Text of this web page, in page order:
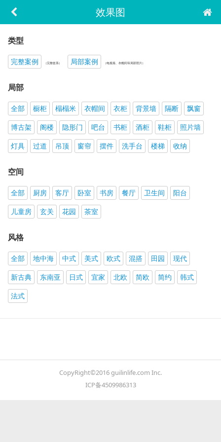
效果图
类型
完整案例 （完整套系） 局部案例 （电视墙、衣帽间等局部照片）
局部
全部 橱柜 榻榻米 衣帽间 衣柜 背景墙 隔断
飘窗
博古架
阁楼 隐形门 吧台 书柜 酒柜 鞋柜
照片墙
灯具
过道 吊顶 窗帘 摆件 洗手台 楼梯 收纳
空间
全部 厨房 客厅 卧室 书房 餐厅 卫生间
阳台
儿童房
玄关 花园 茶室
风格
全部 地中海 中式 美式 欧式 混搭 田园
现代
新古典
东南亚 日式 宜家 北欧 简欧 简约
韩式
法式
CopyRight©2016 guilinlife.com Inc.
ICP备4509986313